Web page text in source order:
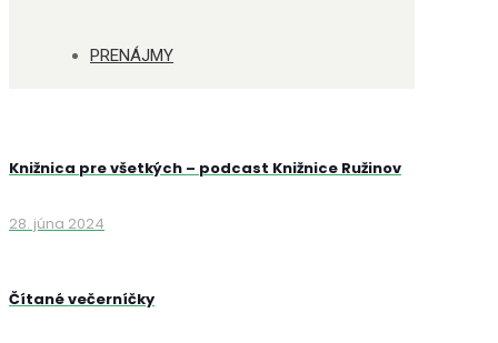
PRENÁJMY
Knižnica pre všetkých – podcast Knižnice Ružinov
28. júna 2024
Čítané večerníčky